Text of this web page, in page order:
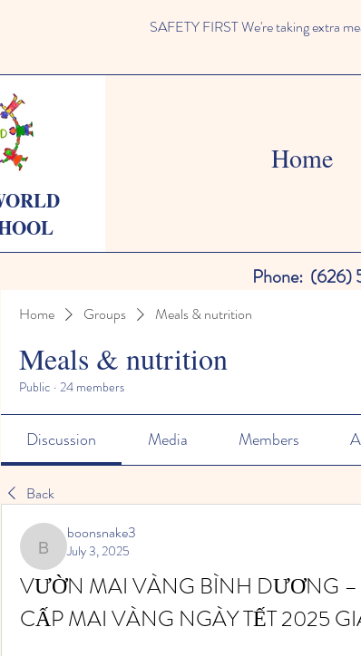
SAFETY FIRST We're taking extra
Home
Phone: (626)
Home Groups Meals & nutrition
Meals & nutrition
Public · 24 members
Discussion Media Members
Back
boonsnake3
boonsnake3
July 3, 2025
VƯỜN MAI VÀNG BÌNH DƯƠNG
CẤP MAI VÀNG NGÀY TẾT 2025